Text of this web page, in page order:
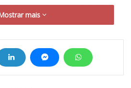
As ordens judiciais
Criminal de Mandaguaçu, para
apontam para um
mais